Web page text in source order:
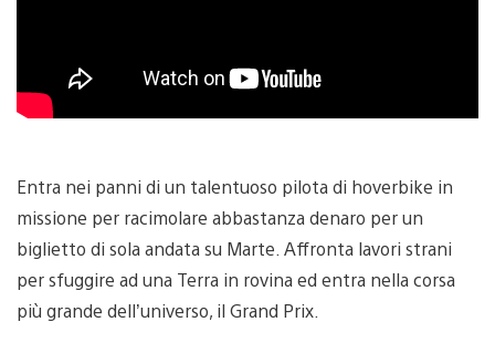
Entra nei panni di un talentuoso pilota di hoverbike in
missione per racimolare abbastanza denaro per un
biglietto di sola andata su Marte. Affronta lavori strani
per sfuggire ad una Terra in rovina ed entra nella corsa
più grande dell’universo, il Grand Prix.